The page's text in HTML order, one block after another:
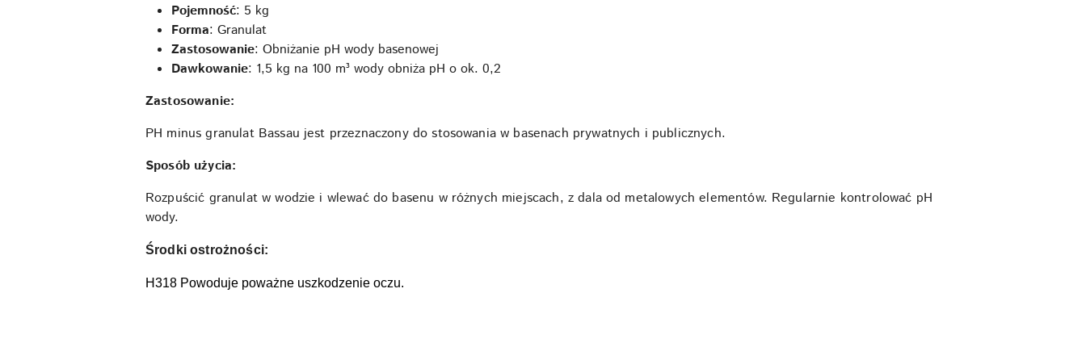
Pojemność: 5 kg
Forma: Granulat
Zastosowanie: Obniżanie pH wody basenowej
Dawkowanie: 1,5 kg na 100 m³ wody obniża pH o ok. 0,2
Zastosowanie:
PH minus granulat Bassau jest przeznaczony do stosowania w basenach prywatnych i publicznych.
Sposób użycia:
Rozpuścić granulat w wodzie i wlewać do basenu w różnych miejscach, z dala od metalowych elementów. Regularnie kontrolować pH
wody.
Środki ostrożności:
H318 Powoduje poważne uszkodzenie oczu.